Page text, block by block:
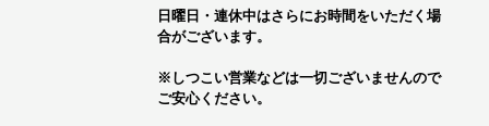
日曜日・連休中はさらにお時間をいただく場
合がございます。
※しつこい営業などは一切ございませんので
ご安心ください。